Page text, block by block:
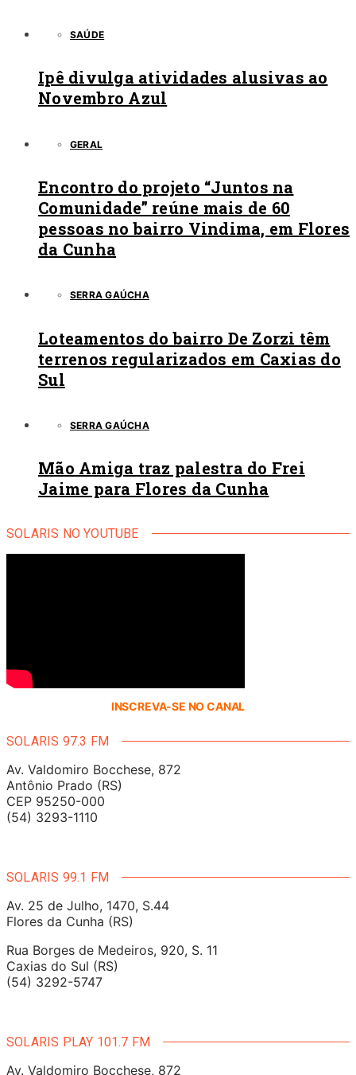
SAÚDE
Ipê divulga atividades alusivas ao
Novembro Azul
GERAL
Encontro do projeto “Juntos na
Comunidade” reúne mais de 60
pessoas no bairro Vindima, em Flores
da Cunha
SERRA GAÚCHA
Loteamentos do bairro De Zorzi têm
terrenos regularizados em Caxias do
Sul
SERRA GAÚCHA
Mão Amiga traz palestra do Frei
Jaime para Flores da Cunha
SOLARIS NO YOUTUBE
INSCREVA-SE NO CANAL
SOLARIS 97.3 FM
Av. Valdomiro Bocchese, 872
Antônio Prado (RS)
CEP 95250-000
(54) 3293-1110
SOLARIS 99.1 FM
Av. 25 de Julho, 1470, S.44
Flores da Cunha (RS)
Rua Borges de Medeiros, 920, S. 11
Caxias do Sul (RS)
(54) 3292-5747
SOLARIS PLAY 101.7 FM
Av. Valdomiro Bocchese, 872